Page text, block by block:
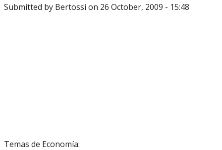
Submitted by Bertossi on 26 October, 2009 - 15:48
Temas de Economía: